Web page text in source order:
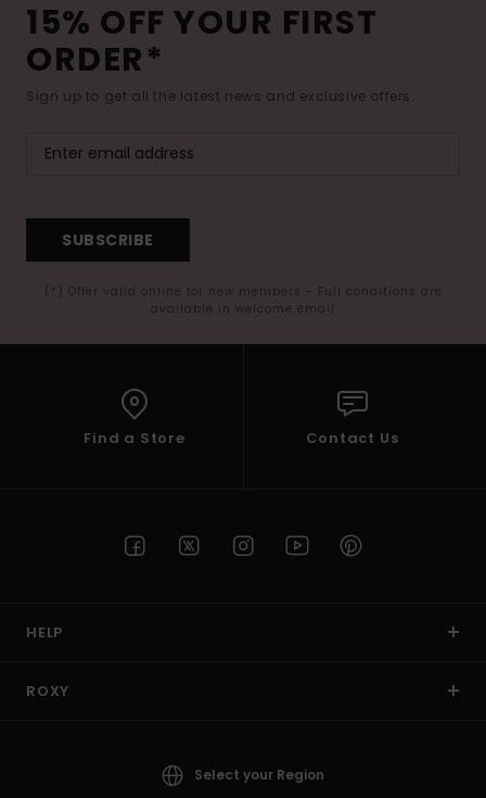
15% OFF YOUR FIRST
ORDER*
Sign up to get all the latest news and exclusive offers.
SUBSCRIBE
(*) Offer valid online for new members - Full conditions are
available in welcome email
Find a Store Contact Us
HELP
ROXY
Select your Region